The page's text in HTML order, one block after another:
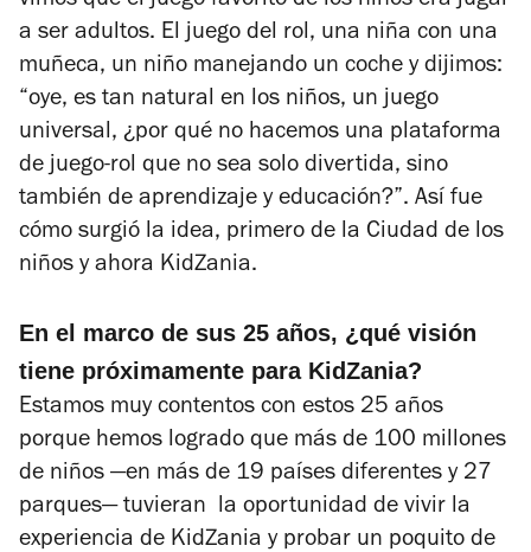
a ser adultos. El juego del rol, una niña con una
muñeca, un niño manejando un coche y dijimos:
“oye, es tan natural en los niños, un juego
universal, ¿por qué no hacemos una plataforma
de juego-rol que no sea solo divertida, sino
también de aprendizaje y educación?”. Así fue
cómo surgió la idea, primero de la Ciudad de los
niños y ahora KidZania.
En el marco de sus 25 años, ¿qué visión
tiene próximamente para KidZania?
Estamos muy contentos con estos 25 años
porque hemos logrado que más de 100 millones
de niños —en más de 19 países diferentes y 27
parques— tuvieran la oportunidad de vivir la
experiencia de KidZania y probar un poquito de